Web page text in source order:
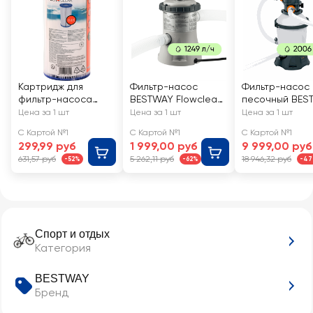
Спорт и отдых
Категория
BESTWAY
Бренд
Картридж для
фильтр-насоса
BESTWAY Flowclear
58012
Цена за 1 шт
С Картой №1
299,99 руб
631,57 руб -52%
Фильтр-насос
BESTWAY Flowclear
1249л/ч, Арт. 58381
Цена за 1 шт
С Картой №1
1 999,00 руб
5 262,11 руб -62%
Фильтр-насос
песочный
Flowclear
Цена за 1 шт
С Картой №1
9 999,00 руб
18 946,32 руб -